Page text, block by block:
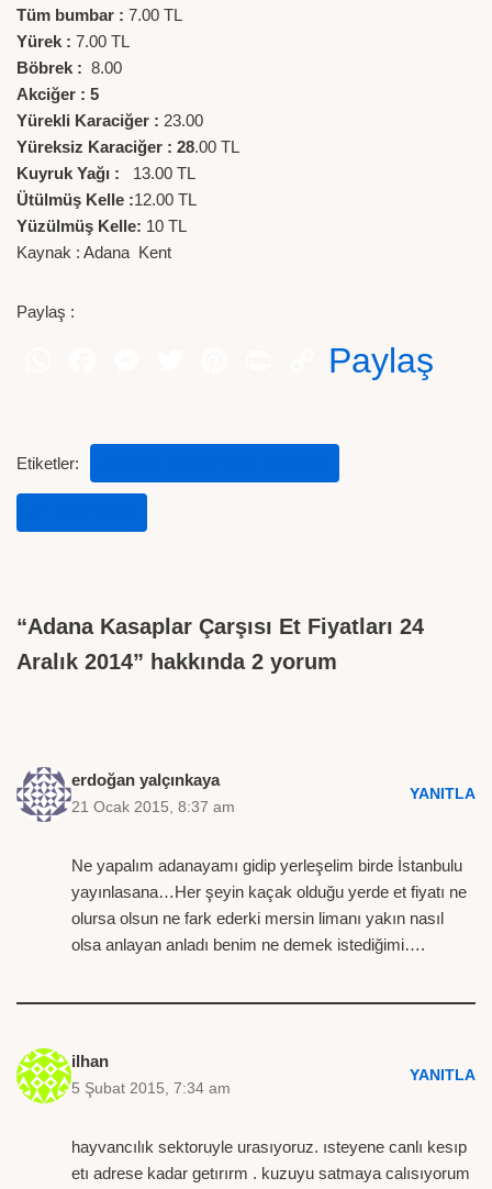
Tüm bumbar : 7.00 TL
Yürek : 7.00 TL
Böbrek : 8.00
Akciğer : 5
Yürekli Karaciğer : 23.00
Yüreksiz Karaciğer : 28.00 TL
Kuyruk Yağı :
13.00 TL
Ütülmüş Kelle :12.00 TL
Yüzülmüş Kelle: 10 TL
Kaynak : Adana Kent
Paylaş :
Paylaş
Etiketler:
“Adana Kasaplar Çarşısı Et Fiyatları 24
Aralık 2014” hakkında 2 yorum
erdoğan yalçınkaya
21 Ocak 2015, 8:37 am
YANITLA
Ne yapalım adanayamı gidip yerleşelim birde İstanbulu
yayınlasana…Her şeyin kaçak olduğu yerde et fiyatı ne
olursa olsun ne fark ederki mersin limanı yakın nasıl
olsa anlayan anladı benim ne demek istediğimi….
ilhan
5 Şubat 2015, 7:34 am
YANITLA
hayvancılık sektoruyle urasıyoruz. ısteyene canlı kesıp
etı adrese kadar getırırm . kuzuyu satmaya calısıyorum